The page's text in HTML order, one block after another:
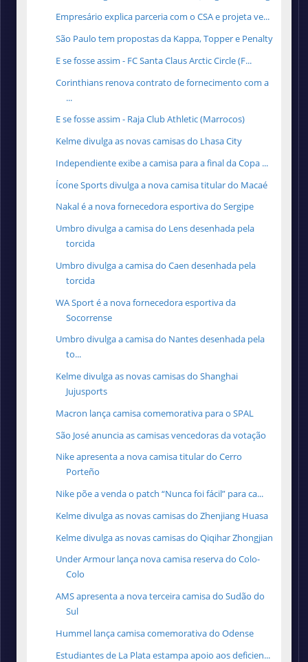
Empresário explica parceria com o CSA e projeta ve...
São Paulo tem propostas da Kappa, Topper e Penalty
E se fosse assim - FC Santa Claus Arctic Circle (F...
Corinthians renova contrato de fornecimento com a
...
E se fosse assim - Raja Club Athletic (Marrocos)
Kelme divulga as novas camisas do Lhasa City
Independiente exibe a camisa para a final da Copa ...
Ícone Sports divulga a nova camisa titular do Macaé
Nakal é a nova fornecedora esportiva do Sergipe
Umbro divulga a camisa do Lens desenhada pela
torcida
Umbro divulga a camisa do Caen desenhada pela
torcida
WA Sport é a nova fornecedora esportiva da
Socorrense
Umbro divulga a camisa do Nantes desenhada pela
to...
Kelme divulga as novas camisas do Shanghai
Jujusports
Macron lança camisa comemorativa para o SPAL
São José anuncia as camisas vencedoras da votação
Nike apresenta a nova camisa titular do Cerro
Porteño
Nike põe a venda o patch “Nunca foi fácil” para ca...
Kelme divulga as novas camisas do Zhenjiang Huasa
Kelme divulga as novas camisas do Qiqihar Zhongjian
Under Armour lança nova camisa reserva do Colo-
Colo
AMS apresenta a nova terceira camisa do Sudão do
Sul
Hummel lança camisa comemorativa do Odense
Estudiantes de La Plata estampa apoio aos deficien...